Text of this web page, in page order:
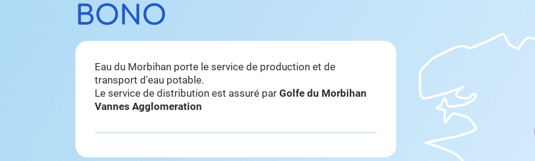
BONO
Eau du Morbihan porte le service de production et de
transport d'eau potable.
Le service de distribution est assuré parGolfe du Morbihan
Vannes Agglomeration